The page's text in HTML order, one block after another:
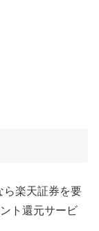
ら楽天証券を要
ト還元サービ